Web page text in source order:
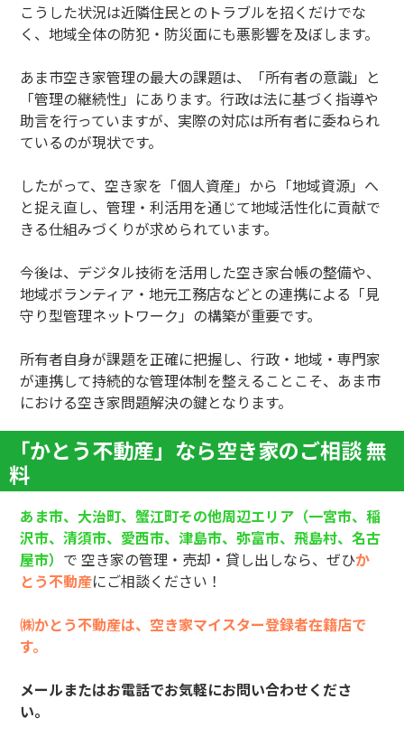
こうした状況は近隣住民とのトラブルを招くだけでな
く、地域全体の防犯・防災面にも悪影響を及ぼします。
あま市空き家管理の最大の課題は、「所有者の意識」と
「管理の継続性」にあります。行政は法に基づく指導や
助言を行っていますが、実際の対応は所有者に委ねられ
ているのが現状です。
したがって、空き家を「個人資産」から「地域資源」へ
と捉え直し、管理・利活用を通じて地域活性化に貢献で
きる仕組みづくりが求められています。
今後は、デジタル技術を活用した空き家台帳の整備や、
地域ボランティア・地元工務店などとの連携による「見
守り型管理ネットワーク」の構築が重要です。
所有者自身が課題を正確に把握し、行政・地域・専門家
が連携して持続的な管理体制を整えることこそ、あま市
における空き家問題解決の鍵となります。
「かとう不動産」なら空き家のご相談 無
料
あま市、大治町、蟹江町その他周辺エリア（一宮市、稲
沢市、清須市、愛西市、津島市、弥富市、飛島村、名古
屋市） で 空き家の管理・売却・貸し出しなら、ぜひか
とう不動産にご相談ください！
㈱かとう不動産は、空き家マイスター登録者在籍店で
す。
メールまたはお電話でお気軽にお問い合わせくださ
い。